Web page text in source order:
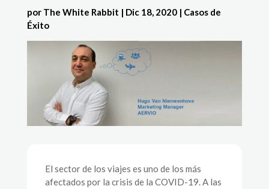
por The White Rabbit | Dic 18, 2020| Casos de
Éxito
El sector de los viajes es uno de los más
afectados por la crisis de la COVID-19. A las